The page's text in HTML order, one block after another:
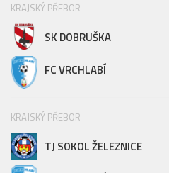
St. dorost
Zápasy SD 2026/27
Hráči
Zápasy
Ml. dorost
KRAJSKÝ PŘEBOR
SK DOBRUŠKA
FC VRCHLABÍ
KRAJSKÝ PŘEBOR
TJ SOKOL ŽELEZNICE